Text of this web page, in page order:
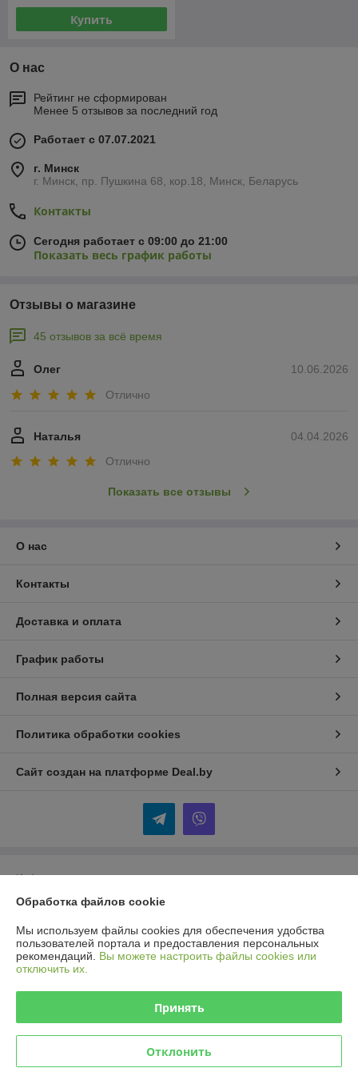
Купить
О нас
Рейтинг не сформирован
Менее 5 отзывов за последний год
Работает с 07.07.2021
г. Минск
г. Минск, пр. Пушкина 68, кор.18, Минск, Беларусь
Контакты
Сегодня работает с 09:00 до 21:00
Показать весь график работы
Отзывы о магазине
45 отзывов за всё время
10.06.2026
Олег
Отлично
04.04.2026
Наталья
Отлично
Показать все отзывы
О нас
Контакты
Доставка и оплата
График работы
Полная версия сайта
Политика обработки cookies
Сайт создан на платформе Deal.by
Информация для покупателя
Юридическое лицо:Общество с ограниченной ответственностью
Республика Беларусь, г. Минск, 220073, пр. Пушкина, 68, кор. 18
Регистрационный номер ЕГР: 192166430
Регистрационный орган: Минский горисполком
Местонахождение книги жалоб и предложений: г. Минск, пр. Пушкина
68, кор.18
Обработка файлов cookie
Мы используем файлы cookies для обеспечения удобства
пользователей портала и предоставления персональных
рекомендаций. Вы можете настроить файлы cookies или
отключить их.
Принять
Отклонить